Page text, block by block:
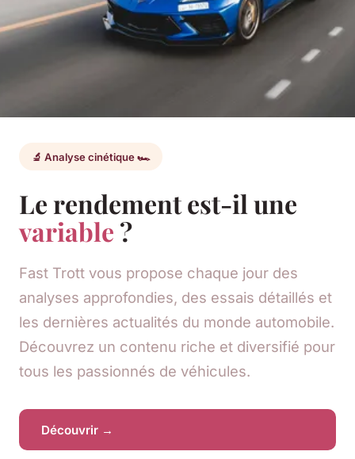
🔬 Analyse cinétique 🏎️
Le rendement est-il une
variable ?
Fast Trott vous propose chaque jour des
analyses approfondies, des essais détaillés et
les dernières actualités du monde automobile.
Découvrez un contenu riche et diversifié pour
tous les passionnés de véhicules.
Découvrir →